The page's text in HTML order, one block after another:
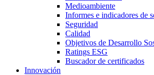
Medioambiente
Informes e indicadores de
Seguridad
Calidad
Objetivos de Desarrollo
Ratings ESG
Buscador de certificados
Innovación